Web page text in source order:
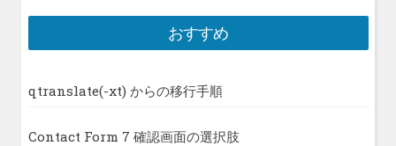
おすすめ
qtranslate(-xt) からの移行手順
Contact Form 7 確認画面の選択肢